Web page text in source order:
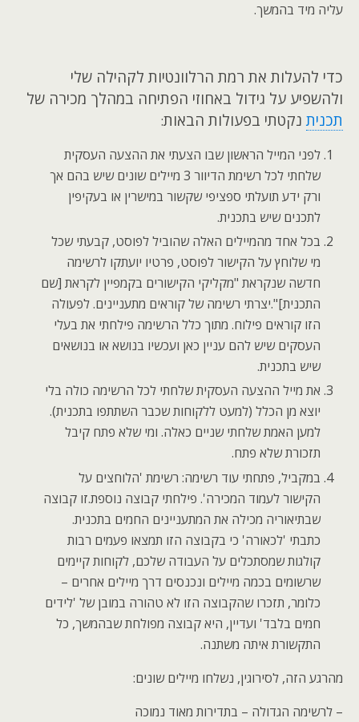
עליה מיד בהמשך.
כדי להעלות את רמת הרלוונטיות לקהילה שלי
ולהשפיע על גידול באחוזי הפתיחה במהלך מכירה של
תכנית נקטתי בפעולות הבאות:
לפני המייל הראשון שבו הצעתי את ההצעה העסקית
שלחתי לכל רשימת הדיוור 3 מיילים שונים שיש בהם אך
ורק ידע תועלתי ספציפי שקשור במישרין או בעקיפין
לתכנים שיש בתכנית.
בכל אחד מהמיילים האלה שהוביל לפוסט, קבעתי שכל
מי שלוחץ על הקישור לפוסט, פרטיו יועתקו לרשימה
חדשה שנקראת "מקליקי הקישורים בקמפיין לקראת [שם
התכנית]".יצרתי רשימה של קוראים מתעניינים. לפעולה
הזו קוראים פילוח. מתוך כלל הרשימה פילחתי את בעלי
העסקים שיש להם עניין כאן ועכשיו בנושא או בנושאים
שיש בתכנית.
את מייל ההצעה העסקית שלחתי לכל הרשימה כולה בלי
יוצא מן הכלל (למעט ללקוחות שכבר השתתפו בתכנית).
למען האמת שלחתי שניים כאלה. ומי שלא פתח קיבל
תזכורת שלא פתח.
במקביל, פתחתי עוד רשימה: רשימת 'הלוחצים על
הקישור לעמוד המכירה'. פילחתי קבוצה נוספת.זו קבוצה
שבתיאוריה מכילה את המתעניינים החמים בתכנית.
כתבתי 'לכאורה' כי בקבוצה הזו תמצאו פעמים רבות
קולגות שמסתכלים על העבודה שלכם, לקוחות קיימים
שרשומים בכמה מיילים ונכנסים דרך מיילים אחרים –
כלומר, תזכרו שהקבוצה הזו לא טהורה במובן של 'לידים
חמים בלבד' ועדיין, היא קבוצה מפולחת שבהמשך, כל
התקשורת איתה משתנה.
מהרגע הזה, לסירוגין, נשלחו מיילים שונים:
– לרשימה הגדולה – בתדירות מאוד נמוכה